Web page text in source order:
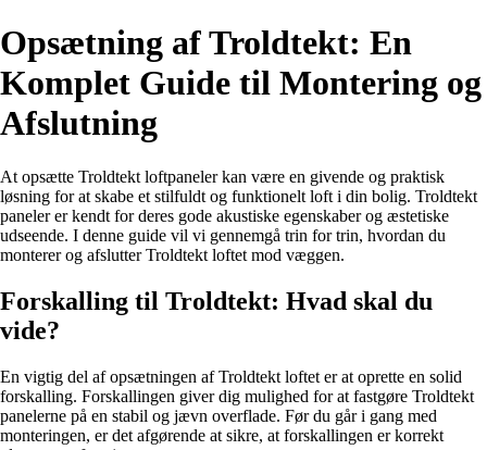
Opsætning af Troldtekt: En
Komplet Guide til Montering og
Afslutning
At opsætte Troldtekt loftpaneler kan være en givende og praktisk
løsning for at skabe et stilfuldt og funktionelt loft i din bolig. Troldtekt
paneler er kendt for deres gode akustiske egenskaber og æstetiske
udseende. I denne guide vil vi gennemgå trin for trin, hvordan du
monterer og afslutter Troldtekt loftet mod væggen.
Forskalling til Troldtekt: Hvad skal du
vide?
En vigtig del af opsætningen af Troldtekt loftet er at oprette en solid
forskalling. Forskallingen giver dig mulighed for at fastgøre Troldtekt
panelerne på en stabil og jævn overflade. Før du går i gang med
monteringen, er det afgørende at sikre, at forskallingen er korrekt